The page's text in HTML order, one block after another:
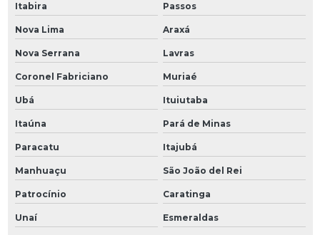
Itabira Passos
Nova Lima Araxá
Nova Serrana Lavras
Coronel Fabriciano Muriaé
Ubá Ituiutaba
Itaúna Pará de Minas
Paracatu Itajubá
Manhuaçu São João del Rei
Patrocínio Caratinga
Unaí Esmeraldas